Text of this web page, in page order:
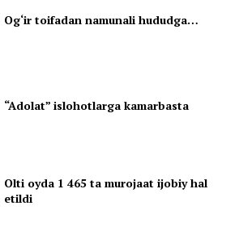
Og‘ir toifadan namunali hududga…
“Adolat” islohotlarga kamarbasta
Olti oyda 1 465 ta murojaat ijobiy hal
etildi